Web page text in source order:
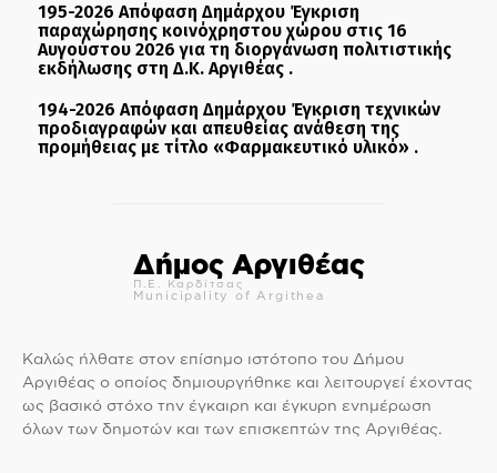
195-2026 Απόφαση Δημάρχου Έγκριση
παραχώρησης κοινόχρηστου χώρου στις 16
Αυγούστου 2026 για τη διοργάνωση πολιτιστικής
εκδήλωσης στη Δ.Κ. Αργιθέας .
194-2026 Απόφαση Δημάρχου Έγκριση τεχνικών
προδιαγραφών και απευθείας ανάθεση της
προμήθειας με τίτλο «Φαρμακευτικό υλικό» .
Δήμος Αργιθέας
Π.Ε. Καρδίτσας
Municipality of Argithea
Καλώς ήλθατε στον επίσημο ιστότοπο του Δήμου
Αργιθέας ο οποίος δημιουργήθηκε και λειτουργεί έχοντας
ως βασικό στόχο την έγκαιρη και έγκυρη ενημέρωση
όλων των δημοτών και των επισκεπτών της Αργιθέας.